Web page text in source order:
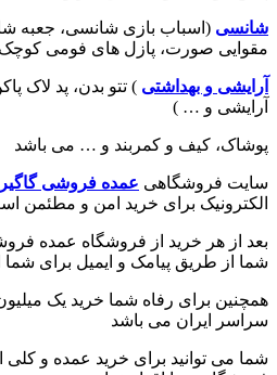
شانسی (اسباب بازی شانسی، جعبه
مقوایی صورت، پازل های فومی
آرایشی و بهداشتی ) تتو بدن، پد لاک
آرایشی و … )
پوشاک، کیف و کمربند و … می باشد
سایت فروشگاهی عمده فروشی
الکترونیک برای خرید امن و مطئمن
شما از طریق پیامک و ایمیل برای
همچنین برای رفاه شما خرید یک
سراسر ایران می باشد
شما می توانید برای خرید عمده و